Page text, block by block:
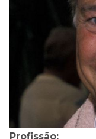
Profissão: